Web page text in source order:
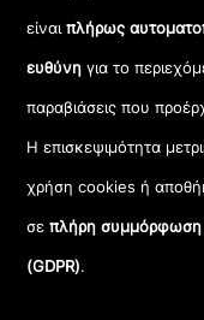
είναιπλήρως
ευθύνη για το
παραβιάσεις που
Η επισκεψιμότητα
χρήση cookies ή
σεπλήρη συμμόρφωση
(GDPR).